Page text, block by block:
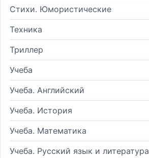
Стихи. Юмористические
Техника
Триллер
Учеба
Учеба. Английский
Учеба. История
Учеба. Математика
Учеба. Русский язык и литература